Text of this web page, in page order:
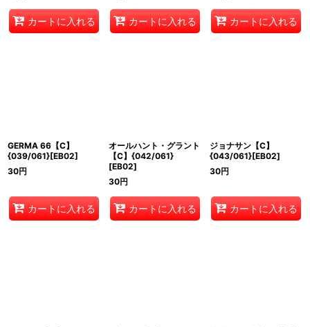
カートに入れる カートに入れる カートに入れる
GERMA 66【C】
{039/061}[EB02]
30円
カートに入れる
オールハント・グラント
【C】{042/061}
[EB02]
30円
カートに入れる
ジョナサン【C】
{043/061}[EB02]
30円
カートに入れる